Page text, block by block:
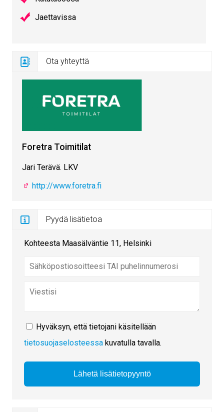
Jaettavissa
Ota yhteyttä
Foretra Toimitilat
Jari Terävä. LKV
http://www.foretra.fi
Pyydä lisätietoa
Kohteesta Maasälväntie 11, Helsinki
Hyväksyn, että tietojani käsitellään
tietosuojaselosteessa kuvatulla tavalla.